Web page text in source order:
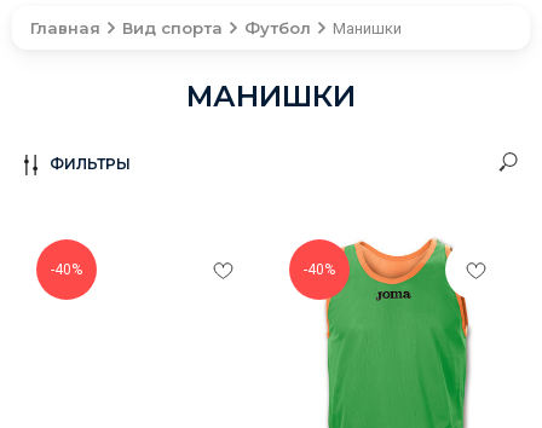
Главная Вид спорта Футбол Манишки
МАНИШКИ
ФИЛЬТРЫ
-40% -40%